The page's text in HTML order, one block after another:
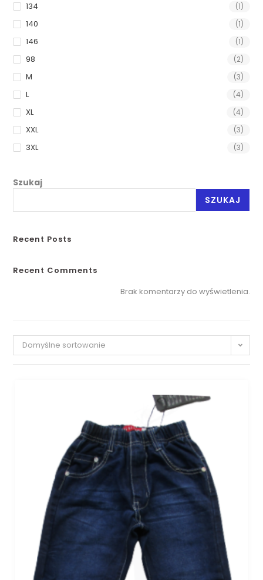
134 (1)
140 (1)
146 (1)
98 (2)
M (3)
L (4)
XL (4)
XXL (3)
3XL (3)
Szukaj
SZUKAJ
Recent Posts
Recent Comments
Brak komentarzy do wyświetlenia.
Domyślne sortowanie